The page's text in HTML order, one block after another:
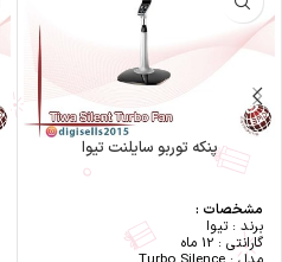
پنکه توربو سایلنت تیوا
مشخصات :
برند : تیوا
گارانتی : 12 ماه